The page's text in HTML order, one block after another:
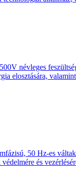
névleges
elosztására,
50 Hz-es
és